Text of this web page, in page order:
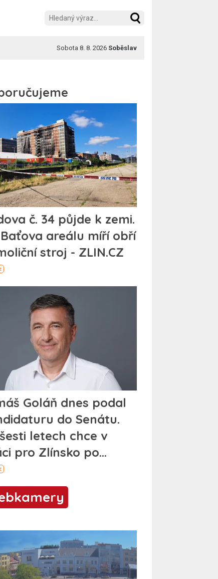
Sobota 8. 8. 2026 Soběslav